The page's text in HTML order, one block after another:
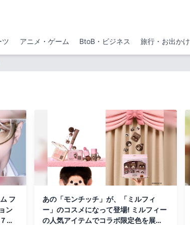
ツ アニメ・ゲーム BtoB・ビジネス 旅行・お出かけ
フ
ン
月
あの「モンチッチ」が、「ミルフィ
ー」のコスメになって登場! ミルフィー
の人気アイテムでコラボ限定色を展